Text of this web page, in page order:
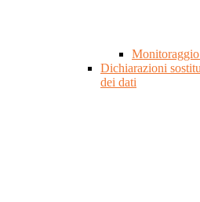
Dichiarazioni
dei dati